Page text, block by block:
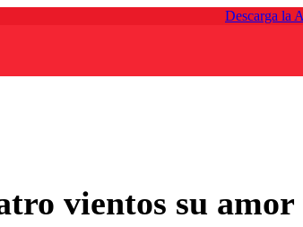
Descarga la
vientos su amor